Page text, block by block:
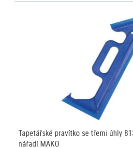
Tapetářské pravítko se třemi úhly
nářadí MAKO